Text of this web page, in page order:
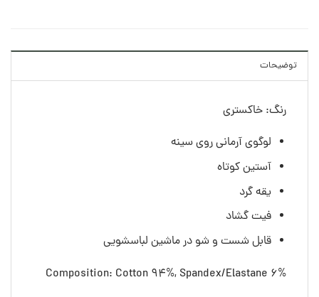
توضیحات
رنگ: خاکستری
لوگوی آرمانی روی سینه
آستین کوتاه
یقه گرد
فیت گشاد
قابل شست و شو در ماشین لباسشویی
Composition: Cotton 94%, Spandex/Elastane 6%